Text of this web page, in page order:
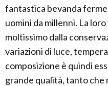
fantastica bevanda
uomini da millenni. La
moltissimo dalla
variazioni di luce,
composizione è quindi
grande qualità, tanto che